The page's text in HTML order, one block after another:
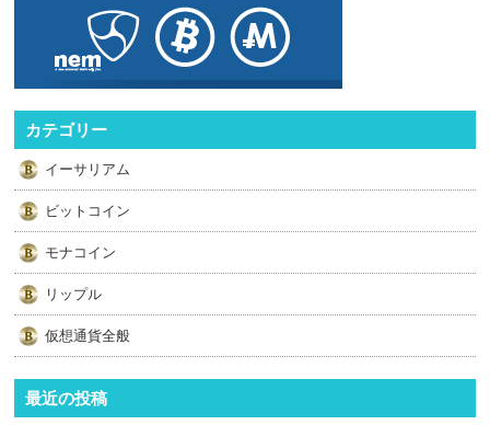
カテゴリー
イーサリアム
ビットコイン
モナコイン
リップル
仮想通貨全般
最近の投稿